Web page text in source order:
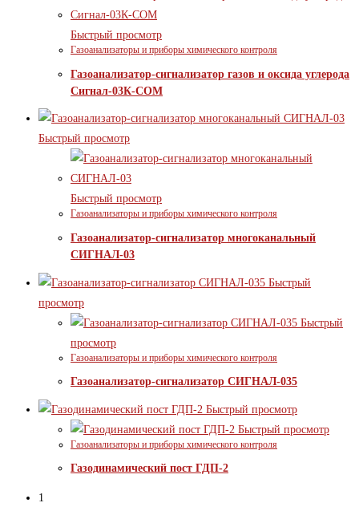
Быстрый просмотр
Газоанализаторы и приборы химического контроля
Газоанализатор-сигнализатор газов и оксида углерода
Сигнал-03К-СОМ
Быстрый просмотр
Быстрый просмотр
Газоанализаторы и приборы химического контроля
Газоанализатор-сигнализатор многоканальный
СИГНАЛ-03
Быстрый
просмотр
Быстрый
просмотр
Газоанализаторы и приборы химического контроля
Газоанализатор-сигнализатор СИГНАЛ-035
Быстрый просмотр
Быстрый просмотр
Газоанализаторы и приборы химического контроля
Газодинамический пост ГДП-2
1